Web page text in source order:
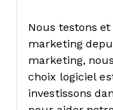
Nous testons
marketing
marketing,
choix logiciel
investissons